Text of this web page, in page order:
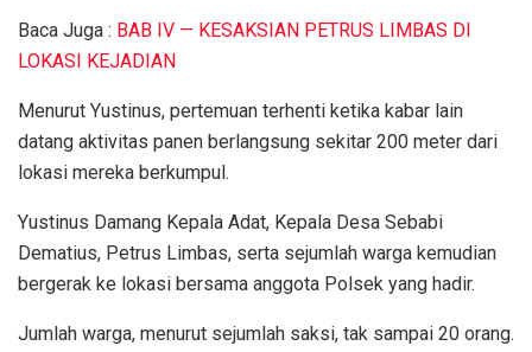
Baca Juga : BAB IV — KESAKSIAN PETRUS LIMBAS DI
LOKASI KEJADIAN
Menurut Yustinus, pertemuan terhenti ketika kabar lain
datang aktivitas panen berlangsung sekitar 200 meter dari
lokasi mereka berkumpul.
Yustinus Damang Kepala Adat, Kepala Desa Sebabi
Dematius, Petrus Limbas, serta sejumlah warga kemudian
bergerak ke lokasi bersama anggota Polsek yang hadir.
Jumlah warga, menurut sejumlah saksi, tak sampai 20 orang.